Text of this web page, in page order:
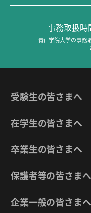
事務取扱時
青山学院大学の事務
受験生の皆さまへ
在学生の皆さまへ
卒業生の皆さまへ
保護者等の皆さまへ
企業一般の皆さまへ